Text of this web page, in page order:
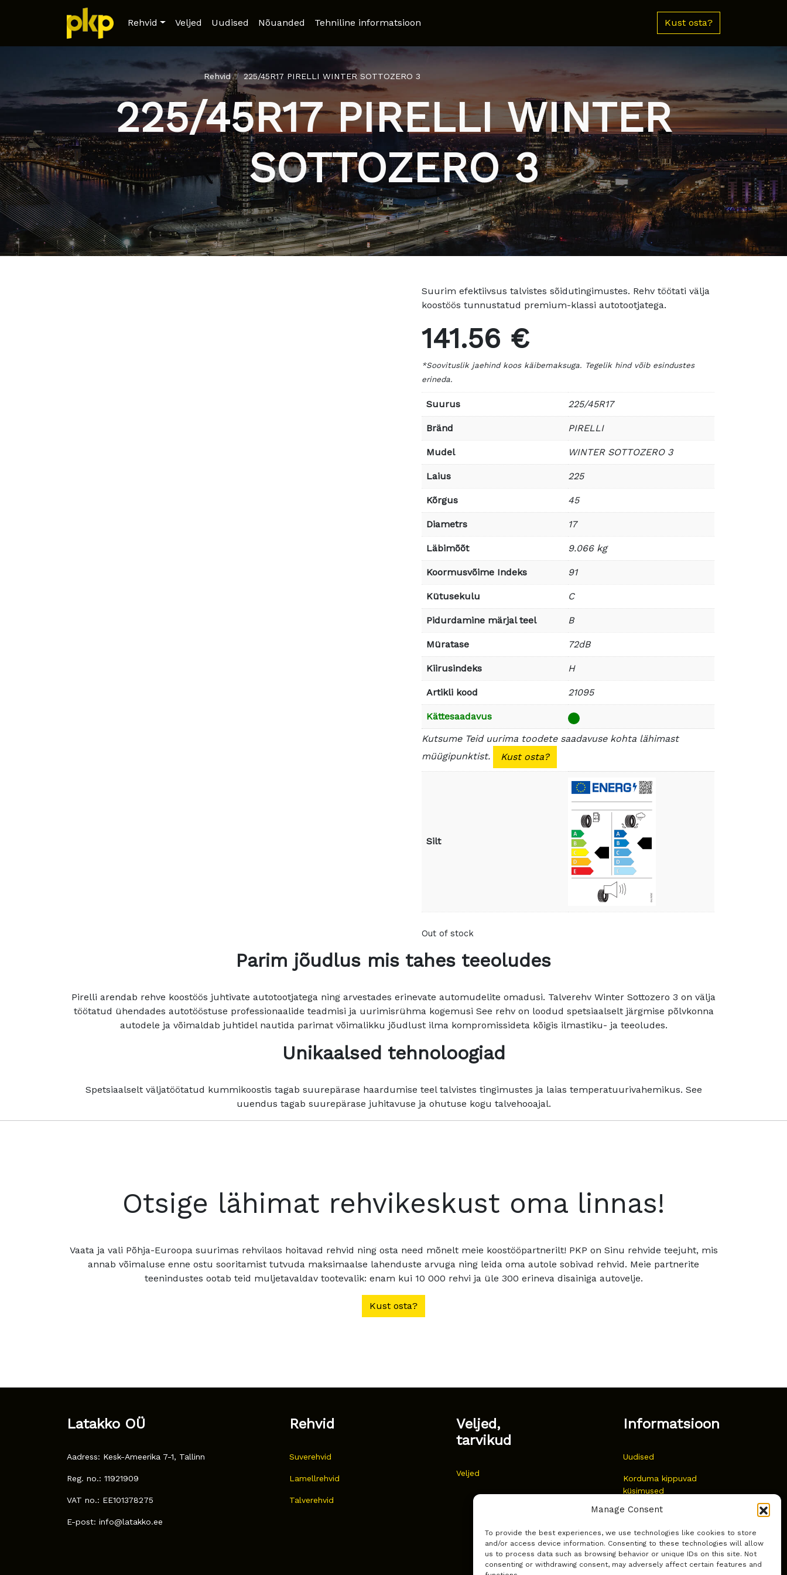
Manage Consent
To provide the best experiences, we use technologies like cookies to store
and/or access device information. Consenting to these technologies will allow
us to process data such as browsing behavior or unique IDs on this site. Not
consenting or withdrawing consent, may adversely affect certain features and
Rehvid Veljed Uudised Nõuanded Tehniline informatsioon Kust osta?
Rehvid 225/45R17 PIRELLI WINTER SOTTOZERO 3
225/45R17 PIRELLI WINTER
SOTTOZERO 3
Suurim efektiivsus talvistes sõidutingimustes. Rehv töötati välja
koostöös tunnustatud premium-klassi autotootjatega.
141.56 €
*Soovituslik jaehind koos käibemaksuga. Tegelik hind võib esindustes
erineda.
Suurus 225/45R17
Bränd PIRELLI
Mudel WINTER SOTTOZERO 3
Laius 225
Kõrgus 45
Diametrs 17
Läbimõõt 9.066 kg
Koormusvõime Indeks 91
Kütusekulu C
Pidurdamine märjal teel B
Müratase 72dB
Kiirusindeks H
Artikli kood 21095
Kättesaadavus
Kutsume Teid uurima toodete saadavuse kohta lähimast
müügipunktist.
Kust osta?
Silt
Out of stock
Parim jõudlus mis tahes teeoludes
Pirelli arendab rehve koostöös juhtivate autotootjatega ning arvestades erinevate automudelite omadusi. Talverehv Winter Sottozero 3 on välja
töötatud ühendades autotööstuse professionaalide teadmisi ja uurimisrühma kogemusi See rehv on loodud spetsiaalselt järgmise põlvkonna
autodele ja võimaldab juhtidel nautida parimat võimalikku jõudlust ilma kompromissideta kõigis ilmastiku- ja teeoludes.
Unikaalsed tehnoloogiad
Spetsiaalselt väljatöötatud kummikoostis tagab suurepärase haardumise teel talvistes tingimustes ja laias temperatuurivahemikus. See
uuendus tagab suurepärase juhitavuse ja ohutuse kogu talvehooajal.
Otsige lähimat rehvikeskust oma linnas!
Vaata ja vali Põhja-Euroopa suurimas rehvilaos hoitavad rehvid ning osta need mõnelt meie koostööpartnerilt! PKP on Sinu rehvide teejuht, mis
annab võimaluse enne ostu sooritamist tutvuda maksimaalse lahenduste arvuga ning leida oma autole sobivad rehvid. Meie partnerite
teenindustes ootab teid muljetavaldav tootevalik: enam kui 10 000 rehvi ja üle 300 erineva disainiga autovelje.
Kust osta?
Latakko OÜ
Aadress: Kesk-Ameerika 7-1, Tallinn
Reg. no.: 11921909
VAT no.: EE101378275
E-post: info@latakko.ee
Rehvid
Suverehvid
Lamellrehvid
Talverehvid
Veljed,
tarvikud
Veljed
Informatsioon
Uudised
Korduma kippuvad
küsimused
Kust osta?
Küpsiste poliitika